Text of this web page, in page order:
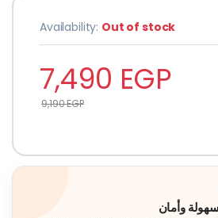
Availability: Out of stock
7,490 EGP
9,190EGP
وأمان